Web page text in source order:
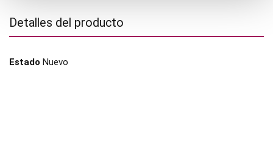
Detalles del producto
Estado Nuevo